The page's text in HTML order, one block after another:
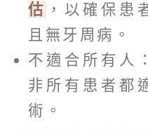
估 ，以確保患
且無牙周病。
不適合所有人
非所有患者都
術。